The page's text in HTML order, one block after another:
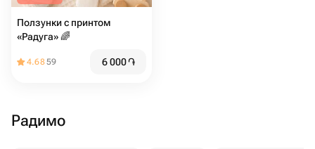
Ползунки с принтом
«Радуга» 🌈
4.6859 6 000֏
Радимо